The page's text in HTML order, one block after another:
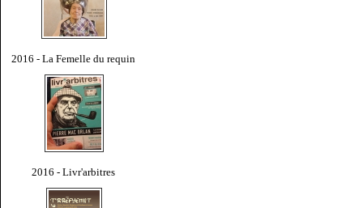
2016 - La Femelle du requin
2016 - Livr'arbitres